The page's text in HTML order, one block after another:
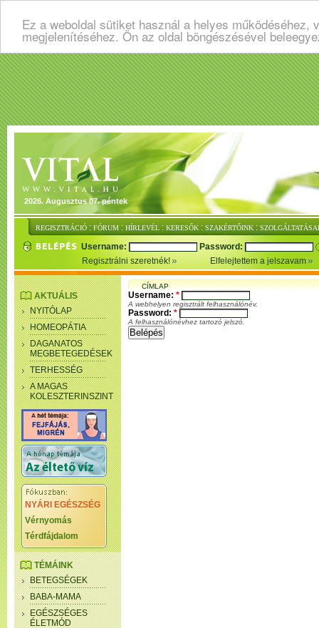
Ez a weboldal sütiket használ a helyes
megjelenítéséhez. Ön az oldal böngészésével
2026. Augusztus 07. péntek
REGISZTRÁCIÓ : FÓRUM : HÍRLEVÉL : KERESŐK : SZAKÉRTŐINK :
Username:
Password:
Regisztrálni szeretnék!
Elfelejtettem a jelszavam
AKTUÁLIS
NYITÓLAP
HOMEOPÁTIA
DAGANATOS
MEGBETEGEDÉSEK
TERHESSÉG
A MAGAS
KOLESZTERINSZINT
NYÁRI EGÉSZSÉG
Vérnyomás
Térdfájdalom
TÉMÁINK
BETEGSÉGEK
BABA-MAMA
EGÉSZSÉGES
ÉLETMÓD
CÍMLAP
Username: *
A webhelyen regisztrált felhasználónév.
Password: *
A felhasználónévhez tartozó jelszó.